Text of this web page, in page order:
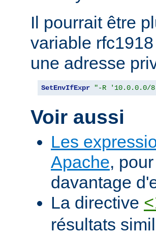
Il pourrait être
variable
une adresse
SetEnvIfExpr "-R '10.0.0.0/
Voir aussi
Les
Apache,
davantage
La directive
résultats